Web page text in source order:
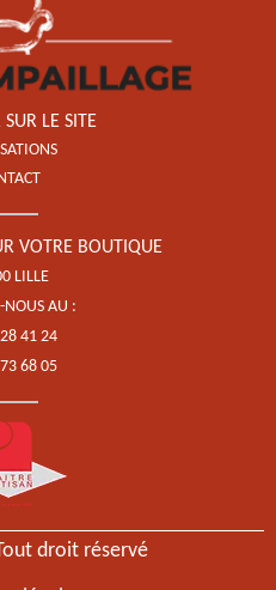
LE SITE
VOTRE BOUTIQUE
LILLE
NOUS AU :
41 24
68 05
droit réservé